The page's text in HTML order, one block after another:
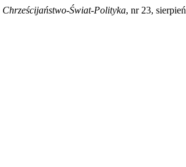
Chrześcijaństwo-Świat-Polityka, nr 23,